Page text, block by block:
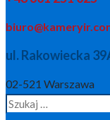
ul. Rakowiecka
02-521 Warszawa
Szukaj: